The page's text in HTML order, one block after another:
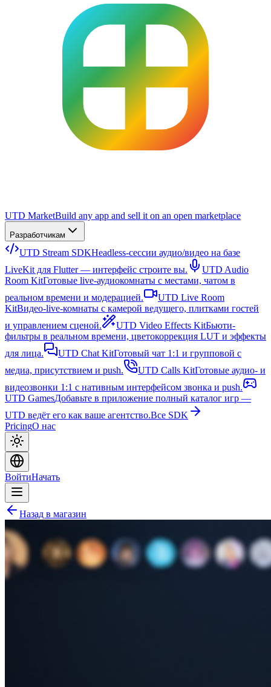
UTD MarketBuild any app and sell it on an open marketplace
Разработчикам
UTD Stream SDKHeadless-сессии аудио/видео на базе
LiveKit для Flutter — интерфейс строите вы.
UTD Audio
Room KitГотовые live-аудиокомнаты с местами, чатом в
реальном времени и модерацией.
UTD Live Room
KitВидео-live-комнаты с камерой ведущего, плитками гостей
и управлением сценой.
UTD Video Effects KitБьюти-
фильтры в реальном времени, цветокоррекция LUT и эффекты
для лица.
UTD Chat KitГотовый чат 1:1 и групповой с
медиа, присутствием и push.
UTD Calls KitГотовые аудио- и
видеозвонки 1:1 с нативным интерфейсом звонка и push.
UTD GamesДобавьте в приложение полный каталог игр —
UTD ведёт его как ваше агентство.Все SDK
PricingО нас
ВойтиНачать
Назад в магазин